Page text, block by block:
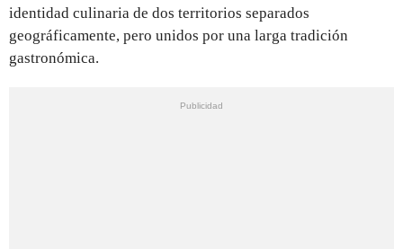
identidad culinaria de dos territorios separados
geográficamente, pero unidos por una larga tradición
gastronómica.